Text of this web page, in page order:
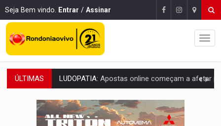
Seja Bem vindo. Entrar / Assinar
ÚLTIMAS REFLORESTAMENTO: Plantar árvores não será mais suficiente para
OVNIS NA LUA:Cientistas alertam para possível base secreta no satélite
ACABOU COM PEUGEOT: Incêndio destrói carro que era rebocado para oficina